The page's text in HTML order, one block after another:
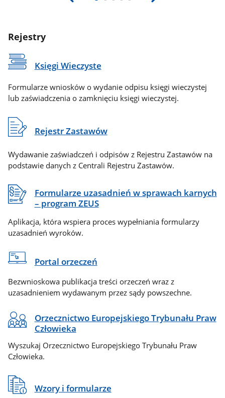
Rejestry
Księgi Wieczyste
Formularze wniosków o wydanie odpisu księgi wieczystej
lub zaświadczenia o zamknięciu księgi wieczystej.
Rejestr Zastawów
Wydawanie zaświadczeń i odpisów z Rejestru Zastawów na
podstawie danych z Centrali Rejestru Zastawów.
Formularze uzasadnień w sprawach karnych
– program ZEUS
Aplikacja, która wspiera proces wypełniania formularzy
uzasadnień wyroków.
Portal orzeczeń
Bezwnioskowa publikacja treści orzeczeń wraz z
uzasadnieniem wydawanym przez sądy powszechne.
Orzecznictwo Europejskiego Trybunału Praw
Człowieka
Wyszukaj Orzecznictwo Europejskiego Trybunału Praw
Człowieka.
Wzory i formularze